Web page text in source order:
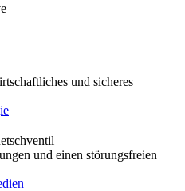
und sicheres
und einen störungsfreien